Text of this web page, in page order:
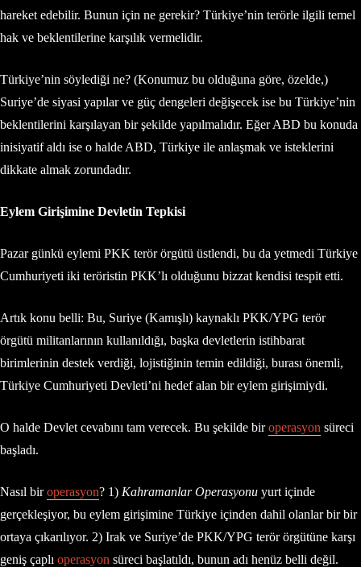
hareket edebilir. Bunun için ne gerekir? Türkiye’nin terörle ilgili temel
hak ve beklentilerine karşılık vermelidir.
Türkiye’nin söylediği ne? (Konumuz bu olduğuna göre, özelde,)
Suriye’de siyasi yapılar ve güç dengeleri değişecek ise bu Türkiye’nin
beklentilerini karşılayan bir şekilde yapılmalıdır. Eğer ABD bu konuda
inisiyatif aldı ise o halde ABD, Türkiye ile anlaşmak ve isteklerini
dikkate almak zorundadır.
Eylem Girişimine Devletin Tepkisi
Pazar günkü eylemi PKK terör örgütü üstlendi, bu da yetmedi Türkiye
Cumhuriyeti iki teröristin PKK’lı olduğunu bizzat kendisi tespit etti.
Artık konu belli: Bu, Suriye (Kamışlı) kaynaklı PKK/YPG terör
örgütü militanlarının kullanıldığı, başka devletlerin istihbarat
birimlerinin destek verdiği, lojistiğinin temin edildiği, burası önemli,
Türkiye Cumhuriyeti Devleti’ni hedef alan bir eylem girişimiydi.
O halde Devlet cevabını tam verecek. Bu şekilde biroperasyon süreci
başladı.
Nasıl biroperasyon? 1) Kahramanlar Operasyonu yurt içinde
gerçekleşiyor, bu eylem girişimine Türkiye içinden dahil olanlar bir bir
ortaya çıkarılıyor. 2) Irak ve Suriye’de PKK/YPG terör örgütüne karşı
geniş çaplı operasyon süreci başlatıldı, bunun adı henüz belli değil.